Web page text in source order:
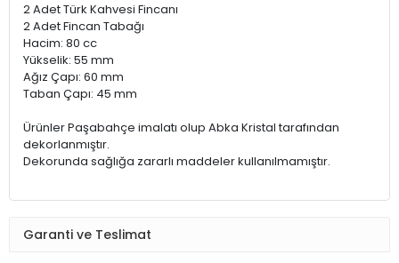
2 Adet Türk Kahvesi Fincanı
2 Adet Fincan Tabağı
Hacim: 80 cc
Yükselik: 55 mm
Ağız Çapı: 60 mm
Taban Çapı: 45 mm
Ürünler Paşabahçe imalatı olup Abka Kristal tarafından
dekorlanmıştır.
Dekorunda sağlığa zararlı maddeler kullanılmamıştır.
Garanti ve Teslimat